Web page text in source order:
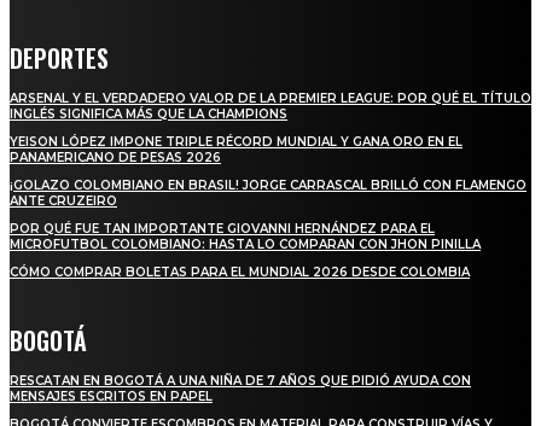
DEPORTES
ARSENAL Y EL VERDADERO VALOR DE LA PREMIER LEAGUE: POR QUÉ EL TÍTULO
INGLÉS SIGNIFICA MÁS QUE LA CHAMPIONS
YEISON LÓPEZ IMPONE TRIPLE RÉCORD MUNDIAL Y GANA ORO EN EL
PANAMERICANO DE PESAS 2026
¡GOLAZO COLOMBIANO EN BRASIL! JORGE CARRASCAL BRILLÓ CON FLAMENGO
ANTE CRUZEIRO
POR QUÉ FUE TAN IMPORTANTE GIOVANNI HERNÁNDEZ PARA EL
MICROFUTBOL COLOMBIANO: HASTA LO COMPARAN CON JHON PINILLA
CÓMO COMPRAR BOLETAS PARA EL MUNDIAL 2026 DESDE COLOMBIA
BOGOTÁ
RESCATAN EN BOGOTÁ A UNA NIÑA DE 7 AÑOS QUE PIDIÓ AYUDA CON
MENSAJES ESCRITOS EN PAPEL